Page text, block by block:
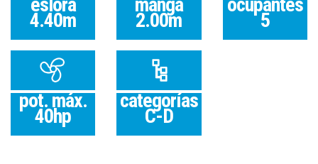
4.40m 2.00m 5
pot. máx.
40hp
categorías
C-D